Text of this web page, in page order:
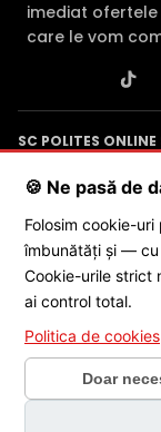
imediat
care le vom
SC POLITES ONLINE
Poenaru, Nr. 1,
©
🍪 Ne pasă de
Folosim cookie-
îmbunătăți și —
Cookie-urile strict
ai control total.
Politica de cookies
Doar